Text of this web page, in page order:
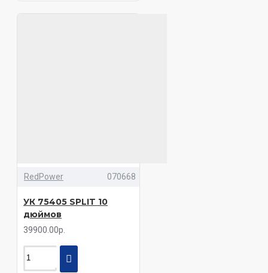
RedPower 070668
УК 75405 SPLIT 10
дюймов
39900.00р.